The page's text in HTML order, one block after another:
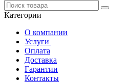
Категории
О компании
Услуги
Оплата
Доставка
Гарантии
Контакты